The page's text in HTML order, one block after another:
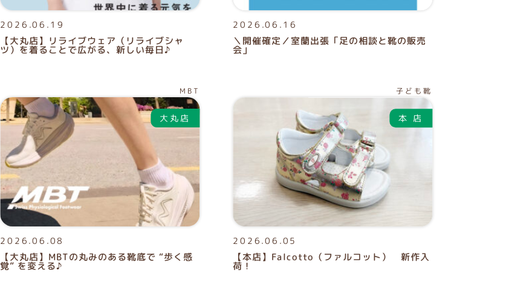
2026.06.19
【大丸店】リライブウェア（リライブシャ
ツ）を着ることで広がる、新しい毎日♪
2026.06.16
＼開催確定／室蘭出張「足の相談と靴の販売
会」
MBT
2026.06.08
【大丸店】MBTの丸みのある靴底で “歩く感
覚” を変える♪
子ども靴
2026.06.05
【本店】Falcotto（ファルコット） 新作入
荷！